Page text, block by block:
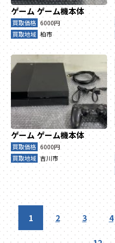
ゲーム ゲーム機本体
買取価格 6000円
買取地域 柏市
ゲーム ゲーム機本体
買取価格 6000円
買取地域 吉川市
1 2 3 4